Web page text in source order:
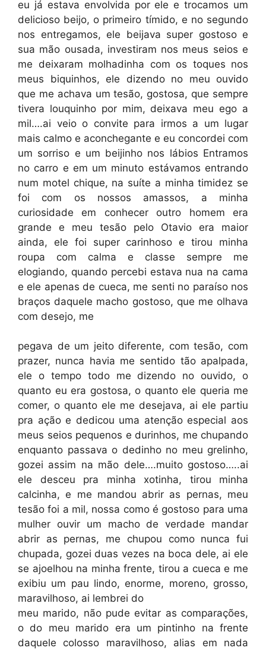
eu já estava envolvida por ele e trocamos um
delicioso beijo, o primeiro tímido, e no segundo
nos entregamos, ele beijava super gostoso e
sua mão ousada, investiram nos meus seios e
me deixaram molhadinha com os toques nos
meus biquinhos, ele dizendo no meu ouvido
que me achava um tesão, gostosa, que sempre
tivera louquinho por mim, deixava meu ego a
mil….ai veio o convite para irmos a um lugar
mais calmo e aconchegante e eu concordei com
um sorriso e um beijinho nos lábios Entramos
no carro e em um minuto estávamos entrando
num motel chique, na suíte a minha timidez se
foi com os nossos amassos, a minha
curiosidade em conhecer outro homem era
grande e meu tesão pelo Otavio era maior
ainda, ele foi super carinhoso e tirou minha
roupa com calma e classe sempre me
elogiando, quando percebi estava nua na cama
e ele apenas de cueca, me senti no paraíso nos
braços daquele macho gostoso, que me olhava
com desejo, me
pegava de um jeito diferente, com tesão, com
prazer, nunca havia me sentido tão apalpada,
ele o tempo todo me dizendo no ouvido, o
quanto eu era gostosa, o quanto ele queria me
comer, o quanto ele me desejava, ai ele partiu
pra ação e dedicou uma atenção especial aos
meus seios pequenos e durinhos, me chupando
enquanto passava o dedinho no meu grelinho,
gozei assim na mão dele….muito gostoso…..ai
ele desceu pra minha xotinha, tirou minha
calcinha, e me mandou abrir as pernas, meu
tesão foi a mil, nossa como é gostoso para uma
mulher ouvir um macho de verdade mandar
abrir as pernas, me chupou como nunca fui
chupada, gozei duas vezes na boca dele, ai ele
se ajoelhou na minha frente, tirou a cueca e me
exibiu um pau lindo, enorme, moreno, grosso,
maravilhoso, ai lembrei do
meu marido, não pude evitar as comparações,
o do meu marido era um pintinho na frente
daquele colosso maravilhoso, alias em nada